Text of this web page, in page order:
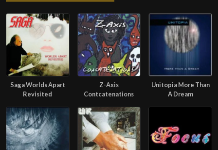
Saga Worlds Apart
Revisited
Z-Axis
Contcatenations
Unitopia More Than
A Dream